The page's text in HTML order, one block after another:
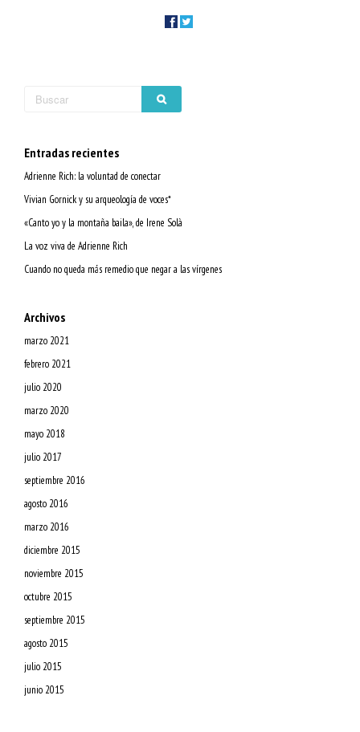
Entradas recientes
Adrienne Rich: la voluntad de conectar
Vivian Gornick y su arqueología de voces*
«Canto yo y la montaña baila», de Irene Solà
La voz viva de Adrienne Rich
Cuando no queda más remedio que negar a las vírgenes
Archivos
marzo 2021
febrero 2021
julio 2020
marzo 2020
mayo 2018
julio 2017
septiembre 2016
agosto 2016
marzo 2016
diciembre 2015
noviembre 2015
octubre 2015
septiembre 2015
agosto 2015
julio 2015
junio 2015